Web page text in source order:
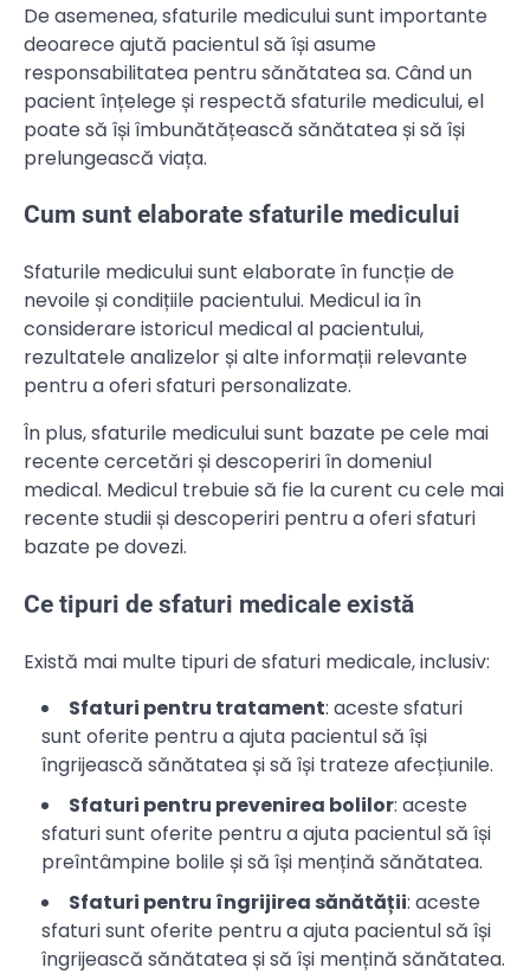
De asemenea, sfaturile medicului sunt importante
deoarece ajută pacientul să își asume
responsabilitatea pentru sănătatea sa. Când un
pacient înțelege și respectă sfaturile medicului, el
poate să își îmbunătățească sănătatea și să își
prelungească viața.
Cum sunt elaborate sfaturile medicului
Sfaturile medicului sunt elaborate în funcție de
nevoile și condițiile pacientului. Medicul ia în
considerare istoricul medical al pacientului,
rezultatele analizelor și alte informații relevante
pentru a oferi sfaturi personalizate.
În plus, sfaturile medicului sunt bazate pe cele mai
recente cercetări și descoperiri în domeniul
medical. Medicul trebuie să fie la curent cu cele mai
recente studii și descoperiri pentru a oferi sfaturi
bazate pe dovezi.
Ce tipuri de sfaturi medicale există
Există mai multe tipuri de sfaturi medicale, inclusiv:
Sfaturi pentru tratament: aceste sfaturi
sunt oferite pentru a ajuta pacientul să își
îngrijească sănătatea și să își trateze afecțiunile.
Sfaturi pentru prevenirea bolilor: aceste
sfaturi sunt oferite pentru a ajuta pacientul să își
preîntâmpine bolile și să își mențină sănătatea.
Sfaturi pentru îngrijirea sănătății: aceste
sfaturi sunt oferite pentru a ajuta pacientul să își
îngrijească sănătatea și să își mențină sănătatea.